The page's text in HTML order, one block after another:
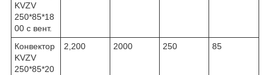
KVZV
250*85*18
00 с вент.
Конвектор
KVZV
250*85*20
2,200 2000 250 85